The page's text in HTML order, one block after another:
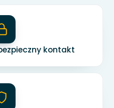
kontakt